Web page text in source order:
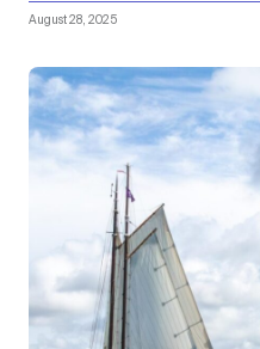
August 28, 2025